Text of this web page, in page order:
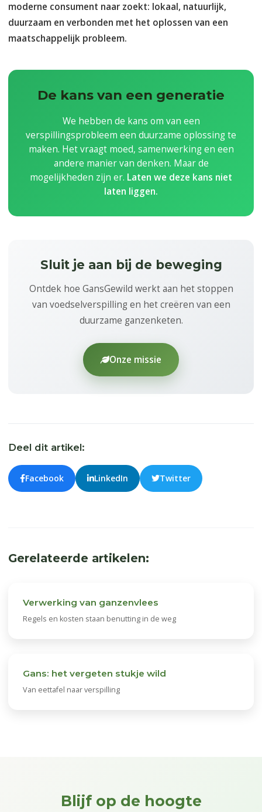
moderne consument naar zoekt: lokaal, natuurlijk,
duurzaam en verbonden met het oplossen van een
maatschappelijk probleem.
De kans van een generatie
We hebben de kans om van een
verspillingsprobleem een duurzame oplossing te
maken. Het vraagt moed, samenwerking en een
andere manier van denken. Maar de
mogelijkheden zijn er. Laten we deze kans niet
laten liggen.
Sluit je aan bij de beweging
Ontdek hoe GansGewild werkt aan het stoppen
van voedselverspilling en het creëren van een
duurzame ganzenketen.
Onze missie
Deel dit artikel:
Facebook LinkedIn Twitter
Gerelateerde artikelen:
Verwerking van ganzenvlees
Regels en kosten staan benutting in de weg
Gans: het vergeten stukje wild
Van eettafel naar verspilling
Blijf op de hoogte